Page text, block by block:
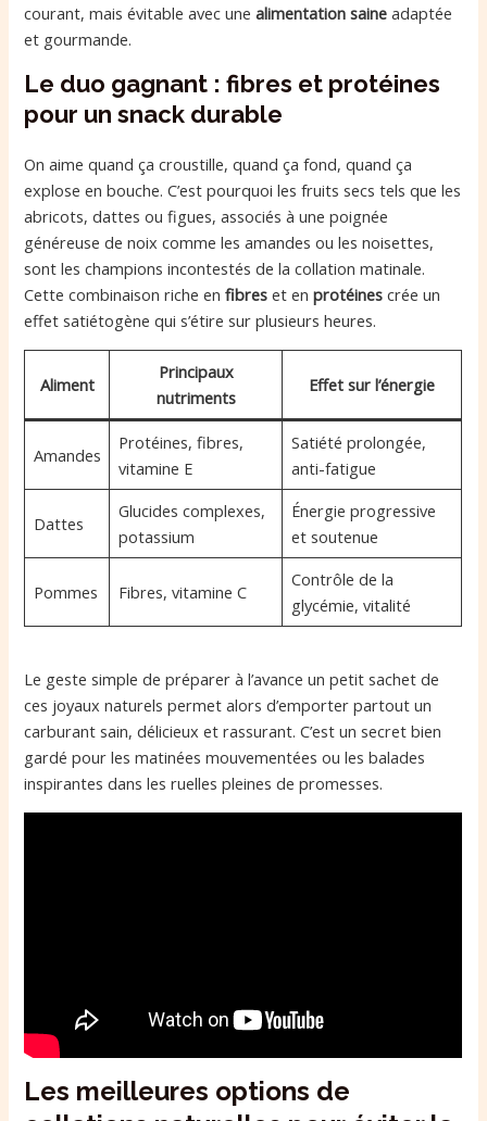
courant, mais évitable avec unealimentation saine adaptée
et gourmande.
Le duo gagnant : fibres et protéines
pour un snack durable
On aime quand ça croustille, quand ça fond, quand ça
explose en bouche. C’est pourquoi les fruits secs tels que les
abricots, dattes ou figues, associés à une poignée
généreuse de noix comme les amandes ou les noisettes,
sont les champions incontestés de la collation matinale.
Cette combinaison riche enfibres et enprotéines crée un
effet satiétogène qui s’étire sur plusieurs heures.
Aliment
Principaux
nutriments
Effet sur l’énergie
Amandes
Protéines, fibres,
vitamine E
Satiété prolongée,
anti-fatigue
Dattes
Glucides complexes,
potassium
Énergie progressive
et soutenue
Pommes Fibres, vitamine C
Contrôle de la
glycémie, vitalité
Le geste simple de préparer à l’avance un petit sachet de
ces joyaux naturels permet alors d’emporter partout un
carburant sain, délicieux et rassurant. C’est un secret bien
gardé pour les matinées mouvementées ou les balades
inspirantes dans les ruelles pleines de promesses.
Les meilleures options de